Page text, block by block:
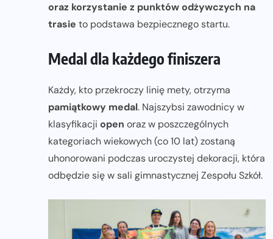
oraz korzystanie z punktów odżywczych na
trasie to podstawa bezpiecznego startu.
Medal dla każdego finiszera
Każdy, kto przekroczy linię mety, otrzyma
pamiątkowy medal. Najszybsi zawodnicy w
klasyfikacji open oraz w poszczególnych
kategoriach wiekowych (co 10 lat) zostaną
uhonorowani podczas uroczystej dekoracji, która
odbędzie się w sali gimnastycznej Zespołu Szkół.